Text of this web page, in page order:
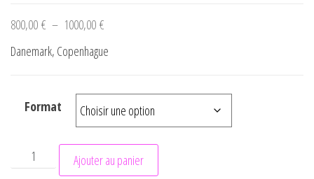
800,00 € – 1000,00 €
Danemark, Copenhague
Format
quantité de Nu drapéAjouter au panier